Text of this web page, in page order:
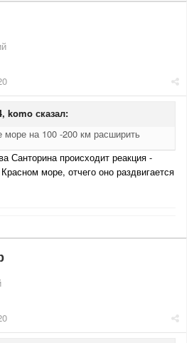
komo сказал:
море на 100 -200 км расширить
Санторина происходит реакция -
море, отчего оно раздвигается